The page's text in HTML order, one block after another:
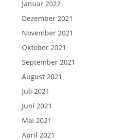
Januar 2022
Dezember 2021
November 2021
Oktober 2021
September 2021
August 2021
Juli 2021
Juni 2021
Mai 2021
April 2021